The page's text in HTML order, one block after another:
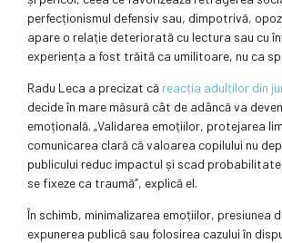
perfecționismul defensiv sau, dimpotrivă,
apare o relație deteriorată cu lectura sau cu
experiența a fost trăită ca umilitoare, nu ca
Radu Leca a precizat că reacția adulților din
decide în mare măsură cât de adâncă va
emoțională. „Validarea emoțiilor, protejarea
comunicarea clară că valoarea copilului nu
publicului reduc impactul și scad
se fixeze ca traumă”, explică el.
În schimb, minimalizarea emoțiilor, presiunea
expunerea publică sau folosirea cazului în